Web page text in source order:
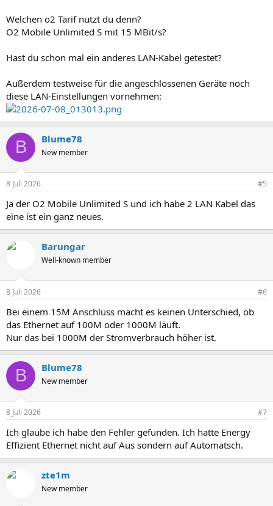
Welchen o2 Tarif nutzt du denn?
O2 Mobile Unlimited S mit 15 MBit/s?
Hast du schon mal ein anderes LAN-Kabel getestet?
Außerdem testweise für die angeschlossenen Geräte noch
diese LAN-Einstellungen vornehmen:
B Blume78
New member
8 Juli 2026 #5
Ja der O2 Mobile Unlimited S und ich habe 2 LAN Kabel das
eine ist ein ganz neues.
Barungar
Well-known member
8 Juli 2026 #6
Bei einem 15M Anschluss macht es keinen Unterschied, ob
das Ethernet auf 100M oder 1000M läuft.
Nur das bei 1000M der Stromverbrauch höher ist.
B Blume78
New member
8 Juli 2026 #7
Ich glaube ich habe den Fehler gefunden. Ich hatte Energy
Effizient Ethernet nicht auf Aus sondern auf Automatsch.
zte1m
New member